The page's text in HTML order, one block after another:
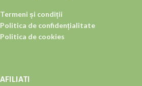
Termeni și condiții
Politica de confidențialitate
Politica de cookies
AFILIATI